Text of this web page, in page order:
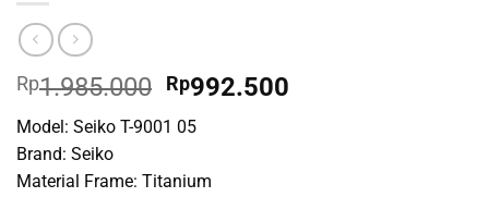
Rp1.985.000 Original
price
was:
Rp992.500
Model: Seiko T-9001 05
Brand: Seiko
Material Frame: Titanium